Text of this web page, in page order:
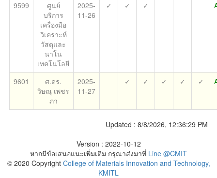
9599
ศูนย์
บริการ
เครื่องมือ
วิเคราะห์
วัสดุและ
นาโน
เทคโนโลยี
2025-
11-26
✓ ✓ ✓
9601
ศ.ดร.
วิษณุ เพชร
ภา
2025-
11-27
✓ ✓ ✓ ✓ ✓
Updated : 8/8/2026, 12:36:29 PM
Version : 2022-10-12
หากมีข้อเสนอแนะเพิ่มเติม กรุณาส่งมาที่ Line @CMIT
© 2020 CopyrightCollege of Materials Innovation and Technology,
KMITL